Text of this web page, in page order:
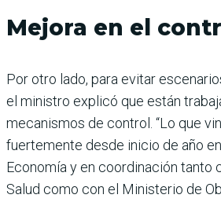
Mejora en el
Por otro lado, para evitar
el ministro explicó que están
mecanismos de control. “Lo que
fuertemente desde inicio de año
Economía y en coordinación tanto
Salud como con el Ministerio de